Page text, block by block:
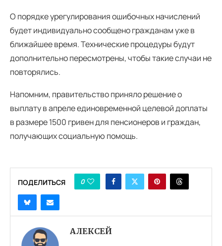
О порядке урегулирования ошибочных начислений
будет индивидуально сообщено гражданам уже в
ближайшее время. Технические процедуры будут
дополнительно пересмотрены, чтобы такие случаи не
повторялись.
Напомним, правительство приняло решение о
выплату в апреле единовременной целевой доплаты
в размере 1500 гривен для пенсионеров и граждан,
получающих социальную помощь.
ПОДЕЛИТЬСЯ 0
АЛЕКСЕЙ